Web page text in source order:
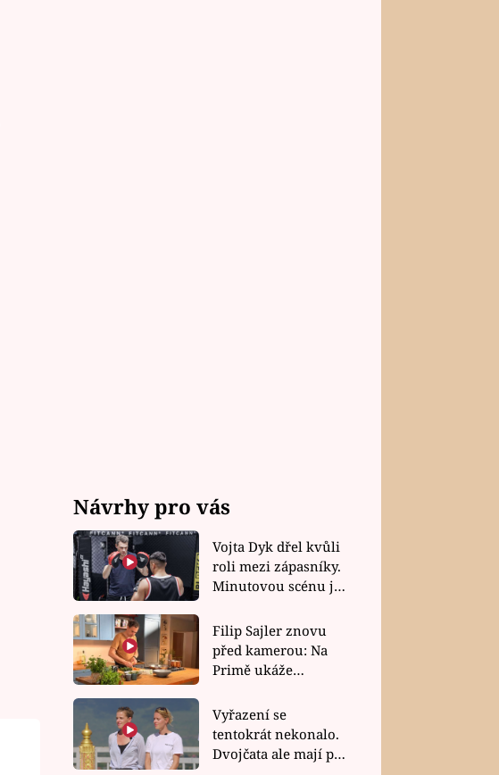
Návrhy pro vás
Vojta Dyk dřel kvůli
roli mezi zápasníky.
Minutovou scénu jel
Filip Sajler znovu
před kamerou: Na
Primě ukáže
rychlé recepty
Vyřazení se
tentokrát nekonalo.
Dvojčata ale mají po